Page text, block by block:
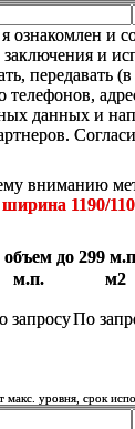
и
и
телефонов,
данных и
вниманию
1190/
объем до 299
м.п.
м2
запросуПо
уровня, срок